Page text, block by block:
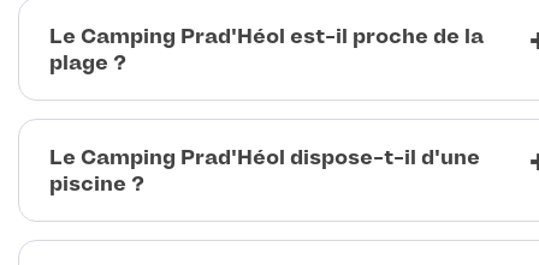
Le Camping Prad'Héol est-il proche de la
plage ?
Le Camping Prad'Héol dispose-t-il d'une
piscine ?